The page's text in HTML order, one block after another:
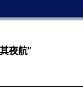
夜航”